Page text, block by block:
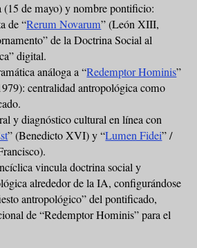
(15 de mayo) y nombre pontificio:
de “Rerum Novarum” (León XIII,
de la Doctrina Social al
digital.
análoga a “Redemptor Hominis”
centralidad antropológica como
y diagnóstico cultural en línea con
” (Benedicto XVI) y “Lumen Fidei” /
vincula doctrina social y
alrededor de la IA, configurándose
antropológico” del pontificado,
de “Redemptor Hominis” para el